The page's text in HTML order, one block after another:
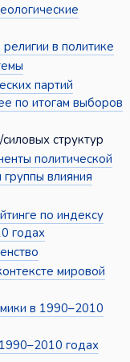
в политике
партий
по итогам выборов
структур
политической
влияния
по индексу
годах
мировой
в 1990–2010
годах